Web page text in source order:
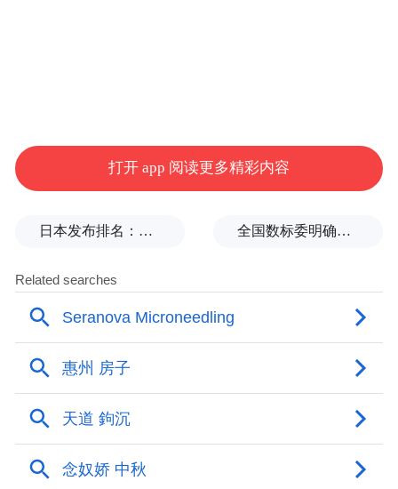
105载风雨兼程，一叶小小红船已然蜕变成为
处服务群众最前沿，是政策落地、乡村发
展、基层治理的“主力军”。全体党员要把本
次大会精神转化为干事创业实际行动：一是
深学细悟讲话精神，持续强化理论武装，常
态化开展村级理论学习、板凳微党课；二是
对标先进典型，以“七一勋章”获得者、优秀
共产党员为榜样，扎根田间地头，用心解决
打开 app 阅读更多精彩内容
日本发布排名：中国第1，日本第13 全国数标委明确：所谓“数据国家标准编制费”系冒名收取